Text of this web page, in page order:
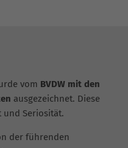
vom BVDW mit den
ausgezeichnet. Diese
und Seriosität.
der führenden